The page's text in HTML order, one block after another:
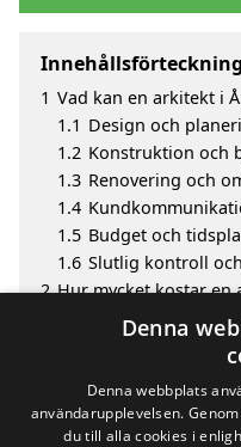
Innehållsförteckning
1 Vad kan en arkitekt i
1.1 Design och
1.2 Konstruktion och
1.3 Renovering och
1.4
1.5 Budget och
1.6 Slutlig kontroll
2 Hur mycket kostar en
Fördelar med att
Sök efter en skicklig
Denna
Denna webbplats
användarupplevelsen.
du till alla cookies i